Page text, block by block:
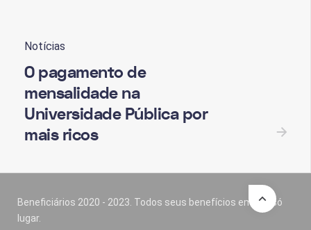
Notícias
O pagamento de
mensalidade na
Universidade Pública por
mais ricos
Beneficiários 2020 - 2023. Todos seus benefícios em um só
lugar.